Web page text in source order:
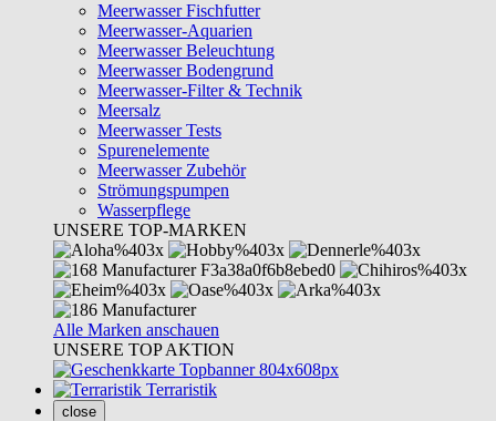
Meerwasser Fischfutter
Meerwasser-Aquarien
Meerwasser Beleuchtung
Meerwasser Bodengrund
Meerwasser-Filter & Technik
Meersalz
Meerwasser Tests
Spurenelemente
Meerwasser Zubehör
Strömungspumpen
Wasserpflege
UNSERE TOP-MARKEN
Alle Marken anschauen
UNSERE TOP AKTION
Terraristik
close